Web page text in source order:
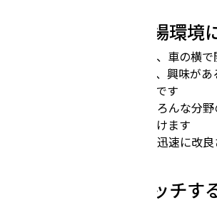
チューリングの職場環境
実験用の車を改造したり、車の横
自動運転に関連があって、興味が
関われるオープンな環境です
基本出社なので社内のいろんな分
気軽に話せて、刺激を受けます
会社のシステムや制度が迅速に改
チューリングにマッチす